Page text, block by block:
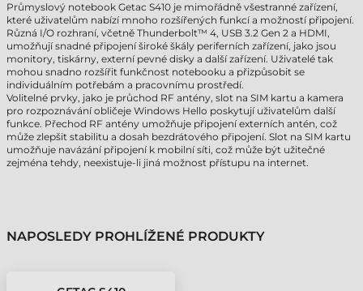
Průmyslový notebook Getac S410 je mimořádně všestranné zařízení,
které uživatelům nabízí mnoho rozšířených funkcí a možností připojení.
Různá I/O rozhraní, včetně Thunderbolt™ 4, USB 3.2 Gen 2 a HDMI,
umožňují snadné připojení široké škály periferních zařízení, jako jsou
monitory, tiskárny, externí pevné disky a další zařízení. Uživatelé tak
mohou snadno rozšířit funkčnost notebooku a přizpůsobit se
individuálním potřebám a pracovnímu prostředí.
Volitelné prvky, jako je průchod RF antény, slot na SIM kartu a kamera
pro rozpoznávání obličeje Windows Hello poskytují uživatelům další
funkce. Přechod RF antény umožňuje připojení externích antén, což
může zlepšit stabilitu a dosah bezdrátového připojení. Slot na SIM kartu
umožňuje navázání připojení k mobilní síti, což může být užitečné
zejména tehdy, neexistuje-li jiná možnost přístupu na internet.
NAPOSLEDY PROHLÍŽENÉ PRODUKTY